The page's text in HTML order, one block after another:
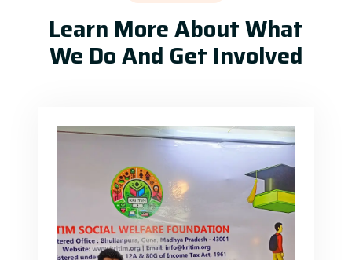
Learn More About What
We Do And Get Involved